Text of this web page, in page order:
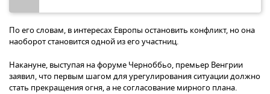
По его словам, в интересах Европы остановить конфликт, но она
наоборот становится одной из его участниц.
Накануне, выступая на форуме Черноббьо, премьер Венгрии
заявил, что первым шагом для урегулирования ситуации должно
стать прекращения огня, а не согласование мирного плана.